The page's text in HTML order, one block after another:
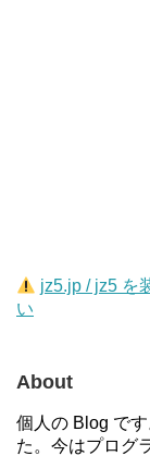
jz5.jp / jz5 を
い
About
個人の Blog で
た。今はプログ